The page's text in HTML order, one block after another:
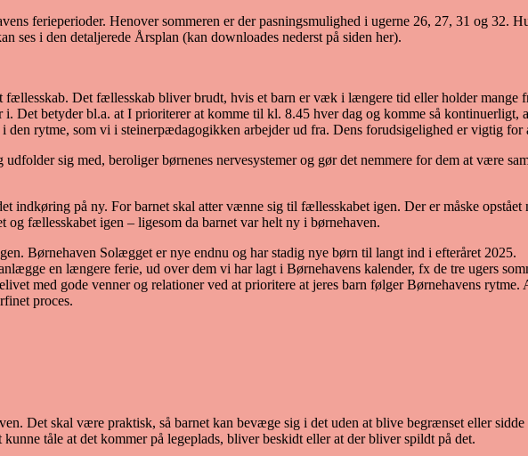
ferieperioder. Henover sommeren er der pasningsmulighed i ugerne 26, 27, 31 og 32.
ses i den detaljerede Årsplan (kan downloades nederst på siden her).
fællesskab. Det fællesskab bliver brudt, hvis et barn er væk i længere tid eller holder mange
Det betyder bl.a. at I prioriterer at komme til kl. 8.45 hver dag og komme så
rytme, som vi i steinerpædagogikken arbejder ud fra. Dens forudsigelighed er vigtig
sig med, beroliger børnenes nervesystemer og gør det nemmere for dem at være
indkøring på ny. For barnet skal atter vænne sig til fællesskabet igen. Der er måske
fællesskabet igen – ligesom da barnet var helt ny i børnehaven.
Børnehaven Solægget er nye endnu og har stadig nye børn til langt ind i efteråret 2025.
en længere ferie, ud over dem vi har lagt i Børnehavens kalender, fx de tre ugers
med gode venner og relationer ved at prioritere at jeres barn følger Børnehavens rytme.
proces.
Det skal være praktisk, så barnet kan bevæge sig i det uden at blive begrænset eller
tåle at det kommer på legeplads, bliver beskidt eller at der bliver spildt på det.